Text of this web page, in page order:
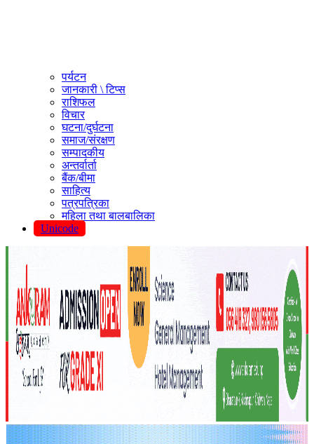
पर्यटन
जानकारी \ टिप्स
राशिफल
विचार
घटना/दुर्घटना
समाज/संरक्षण
सम्पादकीय
अन्तर्वार्ता
बैंक/बीमा
साहित्य
पत्रपत्रिका
महिला तथा बालबालिका
Unicode